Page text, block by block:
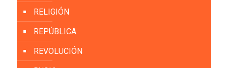
RELIGIÓN
REPÚBLICA
REVOLUCIÓN